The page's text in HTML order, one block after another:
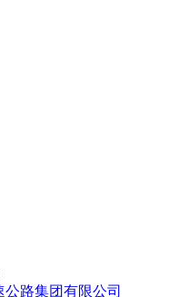
公路集团有限公司